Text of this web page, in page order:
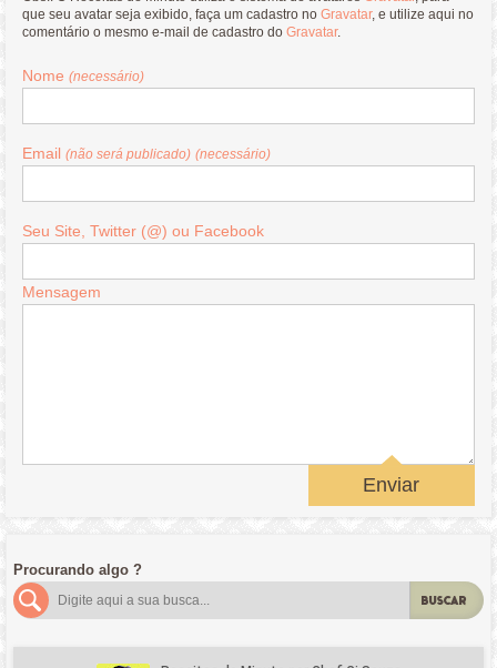
que seu avatar seja exibido, faça um cadastro noGravatar, e utilize aqui no
comentário o mesmo e-mail de cadastro doGravatar.
Nome(necessário)
Email(não será publicado) (necessário)
Seu Site, Twitter (@) ou Facebook
Mensagem
Enviar
Procurando algo ?
BUSCAR